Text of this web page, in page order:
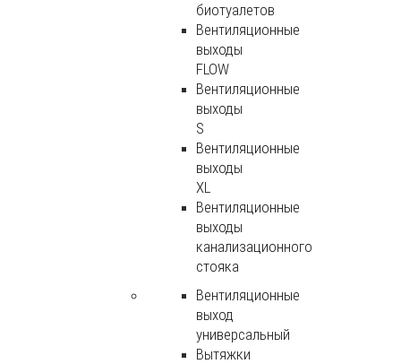
биотуалетов
Вентиляционные
выходы
FLOW
Вентиляционные
выходы
S
Вентиляционные
выходы
XL
Вентиляционные
выходы
канализационного
стояка
Вентиляционные
выход
универсальный
Вытяжки